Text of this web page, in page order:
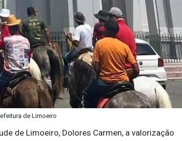
de Limoeiro
de Limoeiro, Dolores Carmen, a valorização